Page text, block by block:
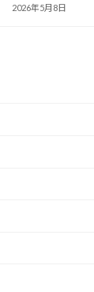
2026年5月8日